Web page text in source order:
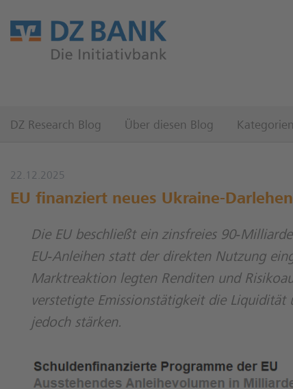
DZ Research Blog Über diesen Blog Kategorien
22.12.2025
EU finanziert neues Ukraine-
Die EU beschließt ein zinsfreies
EU‑Anleihen statt der direkten Nutzung
Marktreaktion legten Renditen und
verstetigte Emissionstätigkeit die Liquidität
jedoch stärken.